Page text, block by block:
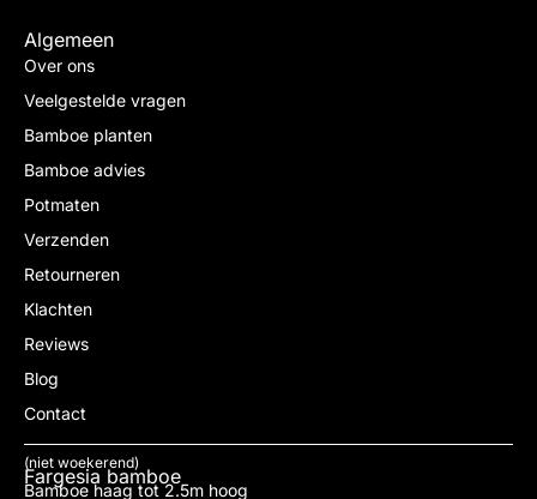
Algemeen
Over ons
Veelgestelde vragen
Bamboe planten
Bamboe advies
Potmaten
Verzenden
Retourneren
Klachten
Reviews
Blog
Contact
Fargesia bamboe
(niet woekerend)
Bamboe haag tot 2.5m hoog